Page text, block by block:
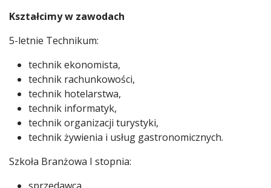
Kształcimy w zawodach
5-letnie Technikum:
technik ekonomista,
technik rachunkowości,
technik hotelarstwa,
technik informatyk,
technik organizacji turystyki,
technik żywienia i usług gastronomicznych.
Szkoła Branżowa I stopnia: